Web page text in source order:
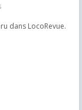
dans LocoRevue.